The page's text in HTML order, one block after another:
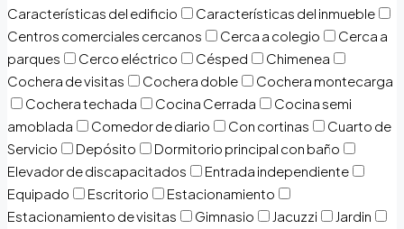
Características del edificio
Características del inmueble
Centros comerciales cercanos
Cerca a colegio
Cerca a
parques
Cerco eléctrico Césped
Chimenea
Cochera de visitas
Cochera doble
Cochera montecarga
Cochera techada
Cocina Cerrada
Cocina semi
amoblada
Comedor de diario Con cortinas
Cuarto de
Servicio
Depósito
Dormitorio principal con baño
Elevador de discapacitados
Entrada independiente
Equipado
Escritorio
Estacionamiento
Estacionamiento de visitas
Gimnasio Jacuzzi
Jardin